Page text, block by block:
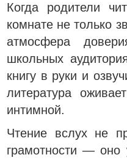
Когда родители
комнате не только
атмосфера
школьных
книгу в руки и
литература
интимной.
Чтение вслух не
грамотности — оно